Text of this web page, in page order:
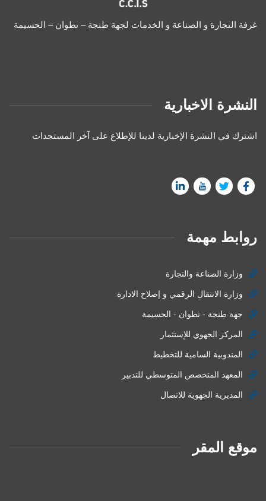
غرفة التجارة و الصناعة و الخدمات لجهة طنجة – تطوان – الحسيمة
النشرة الاخبارية
اشترك في النشرة الإخبارية لدينا للإطلاع على آخر المستجدات
روابط مهمة
وزارة الصناعة والتجارة
وزارة الانتقال الرقمي و إصلاح الادارة
جهة طنجة - تطوان - الحسيمة
المركز الجهوي للإستثمار
المندوبية السامية للتخطيط
المعهد المتخصص المتوسطي للتدبير
المديرية الجهوية للاتصال
موقع المقر